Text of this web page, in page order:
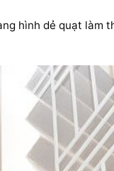
hình dẻ quạt